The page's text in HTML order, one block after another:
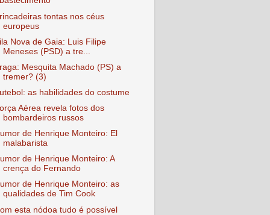
tontas nos céus
europeus
Nova de Gaia: Luis Filipe
Meneses (PSD) a tre...
Mesquita Machado (PS) a
tremer? (3)
as habilidades do costume
Aérea revela fotos dos
bombardeiros russos
de Henrique Monteiro: El
malabarista
de Henrique Monteiro: A
crença do Fernando
de Henrique Monteiro: as
qualidades de Tim Cook
esta nódoa tudo é possível